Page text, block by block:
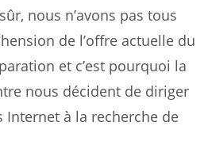
nous n’avons pas tous
de l’offre actuelle du
et c’est pourquoi la
nous décident de diriger
Internet à la recherche de